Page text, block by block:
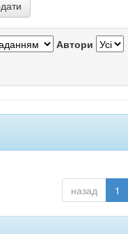
Автори
назад 1